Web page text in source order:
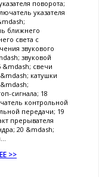
поворота;
указателя
ближнего
света с
звукового
звуковой
&mdash; свечи
катушки
сигнала; 18
контрольной
передачи; 19
прерывателя
20 &mdash;
>>